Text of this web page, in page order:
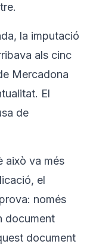
la imputació
als cinc
Mercadona
El
de
això va més
el
només
document
document